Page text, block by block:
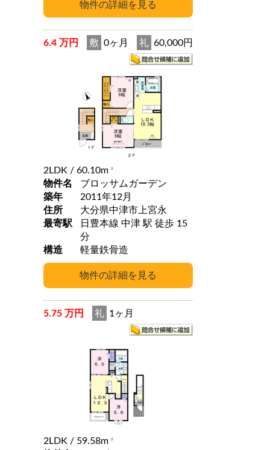
6.4 万円 敷 0ヶ月 礼 60,000円
2LDK / 60.10m 2
物件名
ブロッサムガーデン
築年
2011年12月
住所
大分県中津市上宮永
最寄駅
日豊本線 中津 駅 徒歩 15
分
構造
軽量鉄骨造
5.75 万円 礼 1ヶ月
2LDK / 59.58m 2